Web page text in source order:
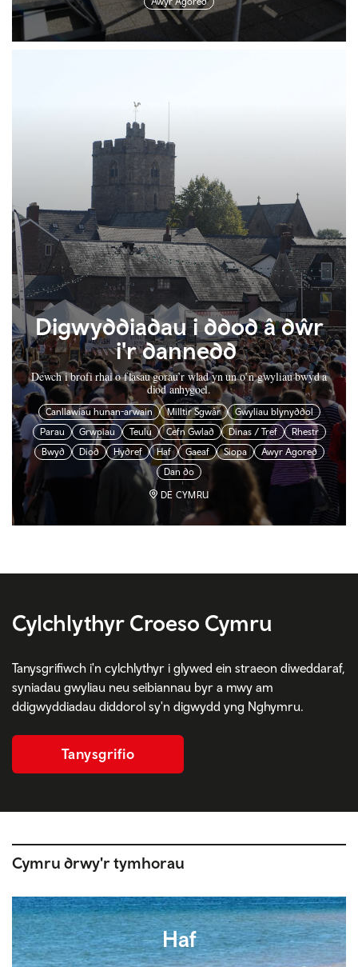
Digwyddiadau i ddod â dŵr
i'r dannedd
Dewch i brofi rhai o flasau gorau’r wlad yn un o’n gwyliau bwyd a
diod anhygoel.
Canllawiau hunan-arwain Milltir Sgwâr
Gwyliau blynyddol
Parau
Grwpiau Teulu Cefn Gwlad Dinas / Tref
Rhestr
Bwyd
Diod Hydref Haf Gaeaf Siopa
Awyr Agored
Dan do
DE CYMRU
Cylchlythyr Croeso Cymru
Tanysgrifiwch i'n cylchlythyr i glywed ein straeon diweddaraf,
syniadau gwyliau neu seibiannau byr a mwy am
ddigwyddiadau diddorol sy'n digwydd yng Nghymru.
Tanysgrifio
Cymru drwy'r tymhorau
Haf